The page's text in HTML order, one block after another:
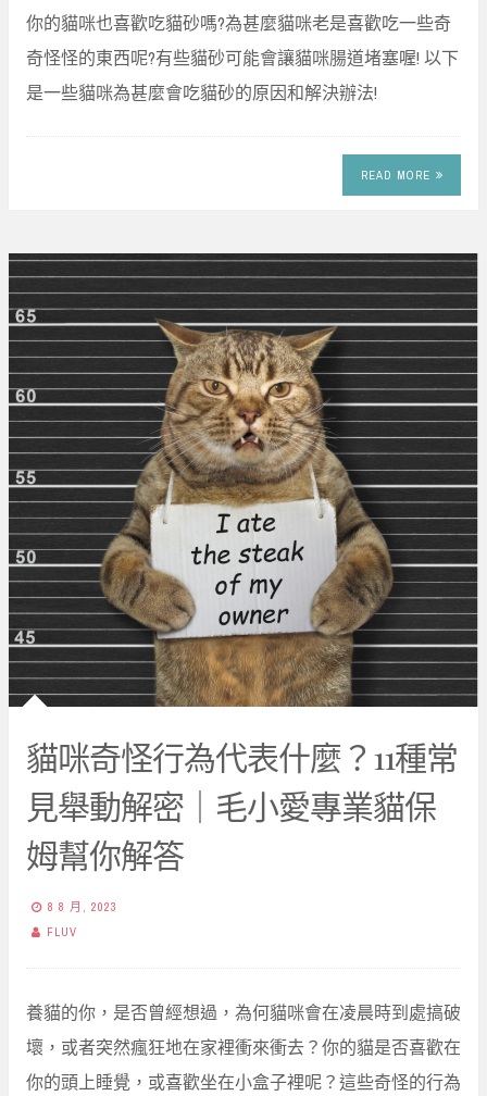
你的貓咪也喜歡吃貓砂嗎?為甚麼貓咪老是喜歡吃一些奇
奇怪怪的東西呢?有些貓砂可能會讓貓咪腸道堵塞喔! 以下
是一些貓咪為甚麼會吃貓砂的原因和解決辦法!
READ MORE
貓咪奇怪行為代表什麼？11種常
見舉動解密｜毛小愛專業貓保
姆幫你解答
8 8 月, 2023
FLUV
養貓的你，是否曾經想過，為何貓咪會在凌晨時到處搞破
壞，或者突然瘋狂地在家裡衝來衝去？你的貓是否喜歡在
你的頭上睡覺，或喜歡坐在小盒子裡呢？這些奇怪的行為